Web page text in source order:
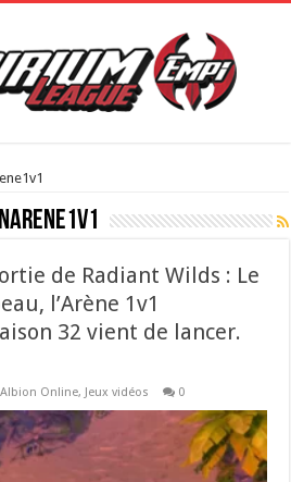
de Radiant Wilds : Le
l’Arène 1v1
32 vient de lancer.
Albion Online, Jeux vidéos 0